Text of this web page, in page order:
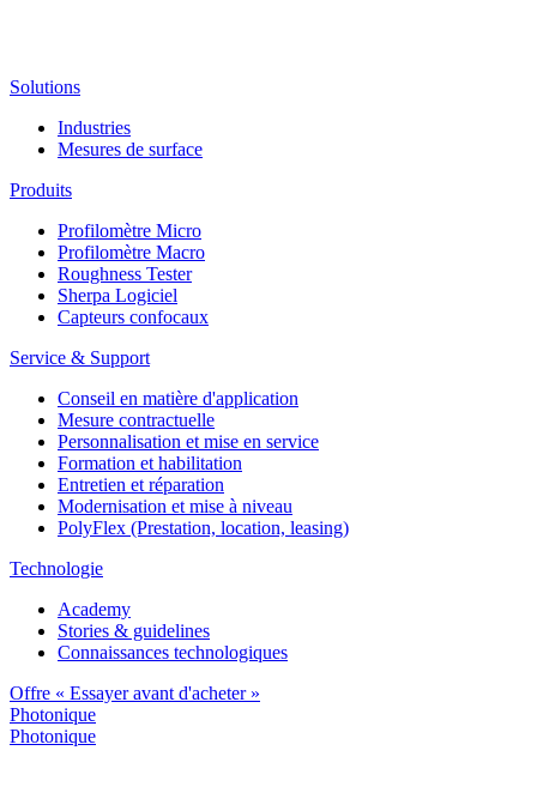
Solutions
Industries
Mesures de surface
Produits
Profilomètre Micro
Profilomètre Macro
Roughness Tester
Sherpa Logiciel
Capteurs confocaux
Service & Support
Conseil en matière d'application
Mesure contractuelle
Personnalisation et mise en service
Formation et habilitation
Entretien et réparation
Modernisation et mise à niveau
PolyFlex (Prestation, location, leasing)
Technologie
Academy
Stories & guidelines
Connaissances technologiques
Offre « Essayer avant d'acheter »
Photonique
Photonique